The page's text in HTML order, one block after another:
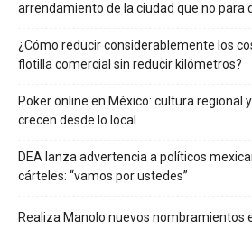
arrendamiento de la ciudad que no para
¿Cómo reducir considerablemente los
flotilla comercial sin reducir kilómetros?
Poker online en México: cultura regional
crecen desde lo local
DEA lanza advertencia a políticos
cárteles: “vamos por ustedes”
Realiza Manolo nuevos nombramientos